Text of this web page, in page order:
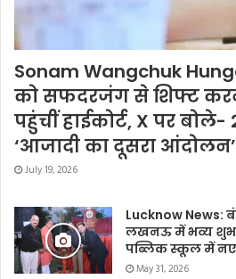
Sonam Wangchuk
को सफदरजंग से शिफ्ट
पहुंचीं हाईकोर्ट, X पर
‘आजादी का दूसरा आंदोलन’
July 19, 2026
Lucknow News:
लखनऊ में भव्य
पब्लिक स्कूल में नए
May 31, 2026